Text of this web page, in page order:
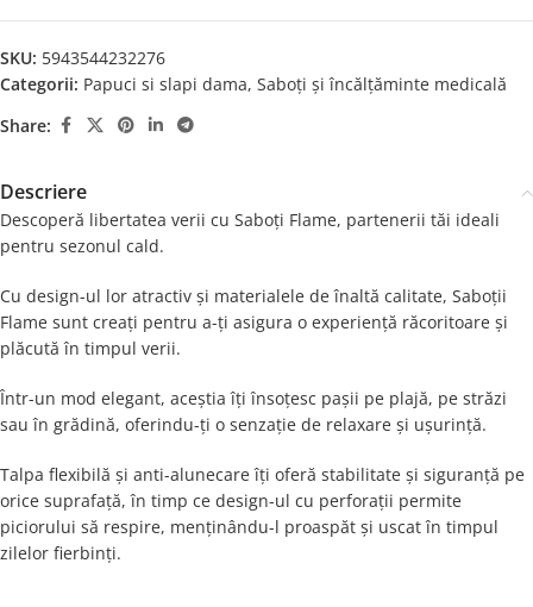
SKU: 5943544232276
Categorii: Papuci si slapi dama, Saboți și încălțăminte medicală
Share:
Descriere
Descoperă libertatea verii cu Saboți Flame, partenerii tăi ideali
pentru sezonul cald.
Cu design-ul lor atractiv și materialele de înaltă calitate, Saboții
Flame sunt creați pentru a-ți asigura o experiență răcoritoare și
plăcută în timpul verii.
Într-un mod elegant, aceștia îți însoțesc pașii pe plajă, pe străzi
sau în grădină, oferindu-ți o senzație de relaxare și ușurință.
Talpa flexibilă și anti-alunecare îți oferă stabilitate și siguranță pe
orice suprafață, în timp ce design-ul cu perforații permite
piciorului să respire, menținându-l proaspăt și uscat în timpul
zilelor fierbinți.